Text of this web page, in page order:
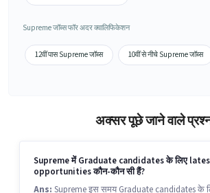
Supreme जॉब्स फॉर अदर क्वालिफिकेशन
12वीं पास Supreme जॉब्स 10वीं से नीचे Supreme जॉब्स
अक्सर पूछे जाने वाले
Supreme में Graduate candidates के लिए
opportunities कौन-कौन सी हैं?
Ans: Supreme इस समय Graduate candidates के